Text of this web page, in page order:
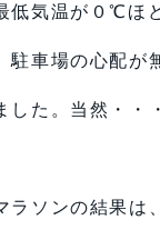
低気温が０℃ほ
駐車場の心配が
した。当然・・
ラソンの結果は